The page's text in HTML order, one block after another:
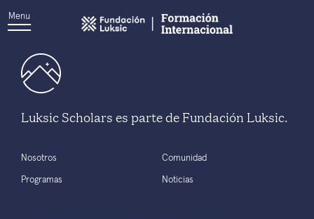
Menu
Luksic Scholars es parte de Fundación Luksic.
Nosotros
Programas
Comunidad
Noticias